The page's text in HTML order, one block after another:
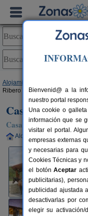
Alojamientos
Ribero
Casa Rural El
Casa Rural en
Alquiler completo
Bienvenid@ a la
nuestro portal
Una cookie o
información que se
visitar el portal.
empresas externas
y necesarias para
Cookies Técnicas y
el botónAceptar
publicitarias),
publicidad ajustada
desactivarlas por
elegir su activación/